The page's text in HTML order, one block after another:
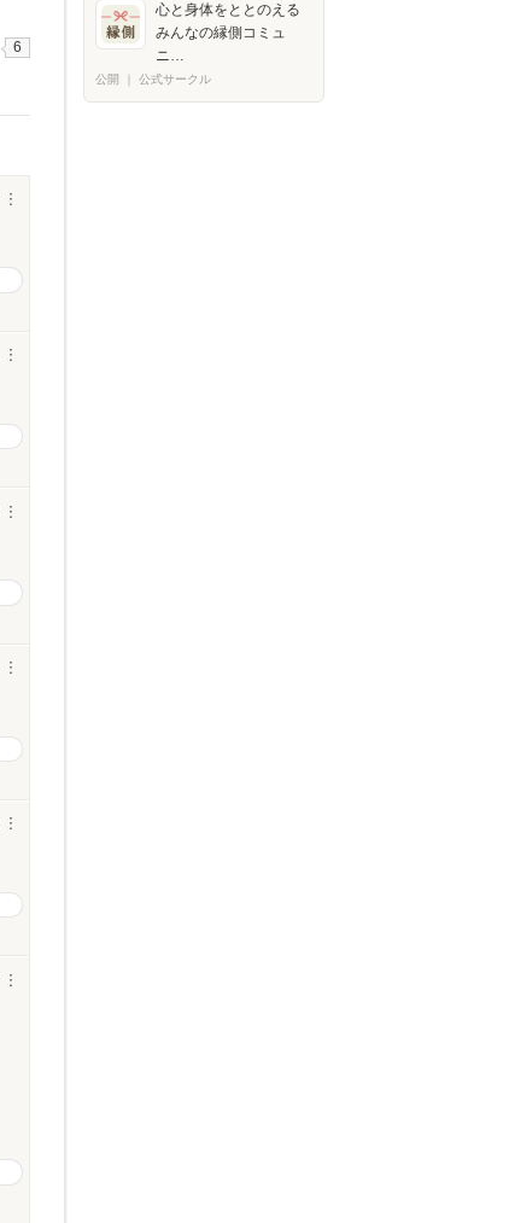
6
︙
︙
︙
︙
︙
︙
心と身体をととのえる
みんなの縁側コミュ
ニ…
公開 公式サークル